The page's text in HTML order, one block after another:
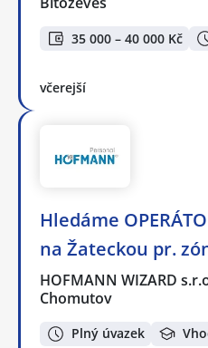
35 000 – 40 000 Kč
včerejší
Hledáme
na Žateckou pr.
HOFMANN WIZARD
Chomutov
Plný úvazek